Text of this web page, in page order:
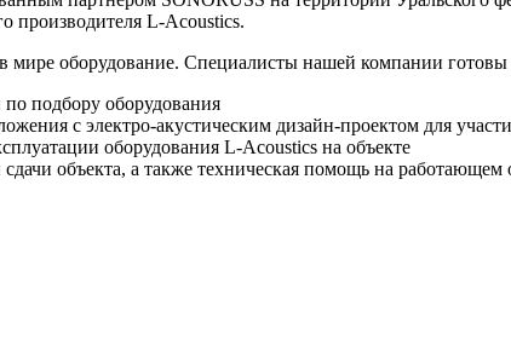
производителя L-Acoustics.
оборудование. Специалисты нашей компании готовы
по подбору оборудования
с электро-акустическим дизайн-проектом для
оборудования L-Acoustics на объекте
объекта, а также техническая помощь на работающем